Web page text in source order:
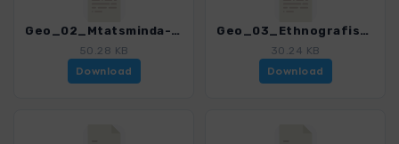
Geo_02_Mtatsminda-Narikala_Festung_VAR.gpx
50.28 KB
Download
Geo_03_Ethnografisches_Museum - Turtle_Lake.gpx
30.24 KB
Download